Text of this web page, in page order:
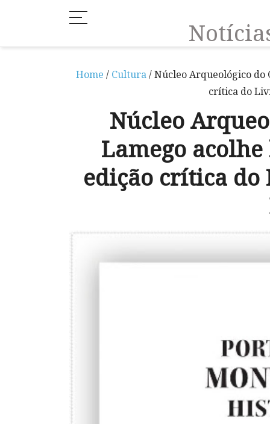
Home / Cultura/ Núcleo Arqueológico do
crítica do
Núcleo
Lamego
edição crítica